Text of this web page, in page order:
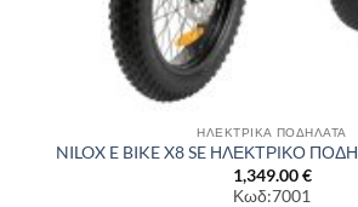
ΗΛΕΚΤΡΙΚΑ ΠΟΔΗΛΑΤΑ
NILOX E BIKE X8 SE ΗΛΕΚΤΡΙΚΟ
1,349.00€
Κωδ:7001